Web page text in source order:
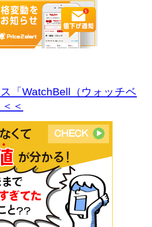
「WatchBell（ウォッチベ
＜